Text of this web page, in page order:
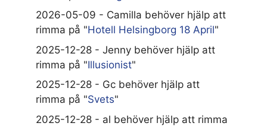
2026-05-09 - Camilla behöver hjälp att
rimma på "Hotell Helsingborg 18 April"
2025-12-28 - Jenny behöver hjälp att
rimma på "Illusionist"
2025-12-28 - Gc behöver hjälp att
rimma på "Svets"
2025-12-28 - al behöver hjälp att rimma